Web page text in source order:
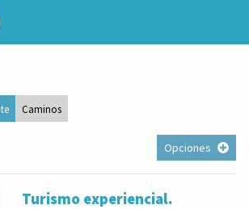
Caminos
Opciones
Turismo experiencial.